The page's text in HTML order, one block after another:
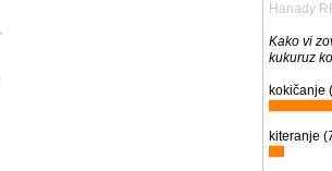
Hanady
Kako vi
kukuruz
kokičanje (
kiteranje (